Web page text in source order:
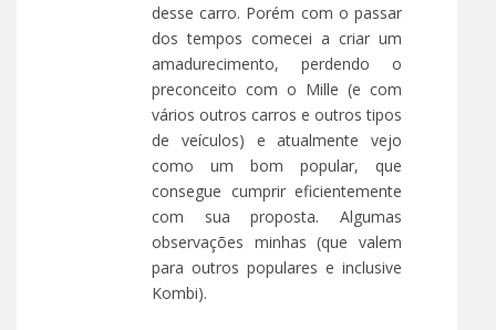
desse carro. Porém com o passar
dos tempos comecei a criar um
amadurecimento, perdendo o
preconceito com o Mille (e com
vários outros carros e outros tipos
de veículos) e atualmente vejo
como um bom popular, que
consegue cumprir eficientemente
com sua proposta. Algumas
observações minhas (que valem
para outros populares e inclusive
Kombi).